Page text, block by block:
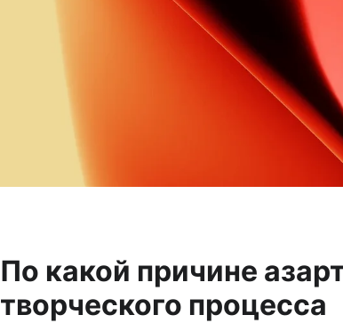
По какой причине
творческого процесса